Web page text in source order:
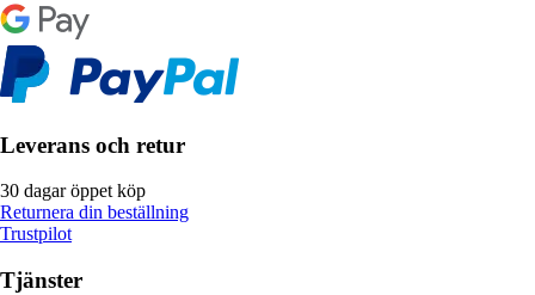
Leverans och retur
30 dagar öppet köp
Returnera din beställning
Trustpilot
Tjänster